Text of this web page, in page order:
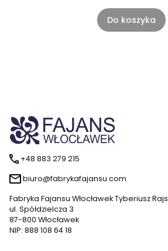
Do koszyka
+48 883 279 215
biuro@fabrykafajansu.com
Fabryka Fajansu Włocławek Tyberiusz Rajs
ul. Spółdzielcza 3
87-800 Włocławek
NIP: 888 108 64 18